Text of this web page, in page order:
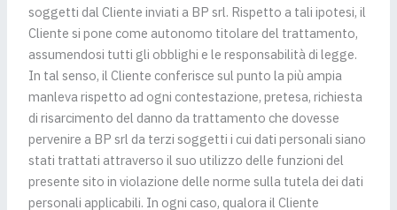
soggetti dal Cliente inviati a BP srl. Rispetto a tali ipotesi, il
Cliente si pone come autonomo titolare del trattamento,
assumendosi tutti gli obblighi e le responsabilità di legge.
In tal senso, il Cliente conferisce sul punto la più ampia
manleva rispetto ad ogni contestazione, pretesa, richiesta
di risarcimento del danno da trattamento che dovesse
pervenire a BP srl da terzi soggetti i cui dati personali siano
stati trattati attraverso il suo utilizzo delle funzioni del
presente sito in violazione delle norme sulla tutela dei dati
personali applicabili. In ogni caso, qualora il Cliente